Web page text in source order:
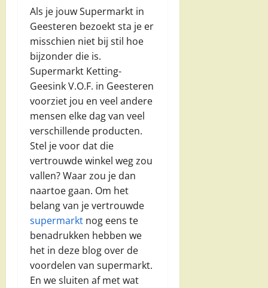
Als je jouw Supermarkt in
Geesteren bezoekt sta je er
misschien niet bij stil hoe
bijzonder die is.
Supermarkt Ketting-
Geesink V.O.F. in Geesteren
voorziet jou en veel andere
mensen elke dag van veel
verschillende producten.
Stel je voor dat die
vertrouwde winkel weg zou
vallen? Waar zou je dan
naartoe gaan. Om het
belang van je vertrouwde
supermarkt nog eens te
benadrukken hebben we
het in deze blog over de
voordelen van supermarkt.
En we sluiten af met wat